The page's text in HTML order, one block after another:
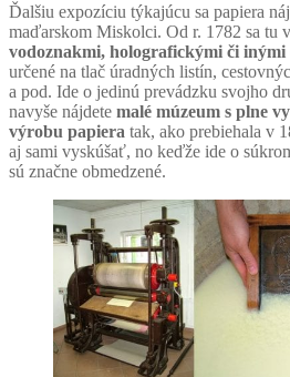
Ďalšiu expozíciu týkajúcu sa papiera
maďarskom Miskolci. Od r. 1782 sa tu
vodoznakmi, holografickými či
určené na tlač úradných listín,
a pod. Ide o jedinú prevádzku svojho
navyše nájdete malé múzeum s plne
výrobu papiera tak, ako prebiehala v
aj sami vyskúšať, no keďže ide o
sú značne obmedzené.